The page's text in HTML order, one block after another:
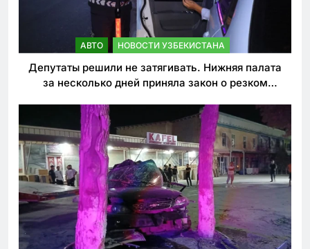
АВТО НОВОСТИ УЗБЕКИСТАНА
Депутаты решили не затягивать. Нижняя палата
за несколько дней приняла закон о резком